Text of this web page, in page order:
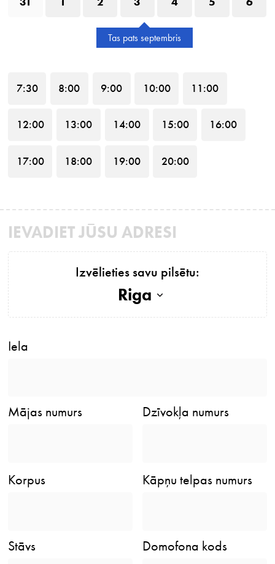
Tas pats septembris
7:30 8:00 9:00 10:00 11:00
12:00 13:00 14:00 15:00 16:00
17:00 18:00 19:00 20:00
IEVADIET JŪSU ADRESI
Izvēlieties savu pilsētu:
Riga
Iela
Mājas numurs Dzīvokļa numurs
Korpus Kāpņu telpas numurs
Stāvs Domofona kods